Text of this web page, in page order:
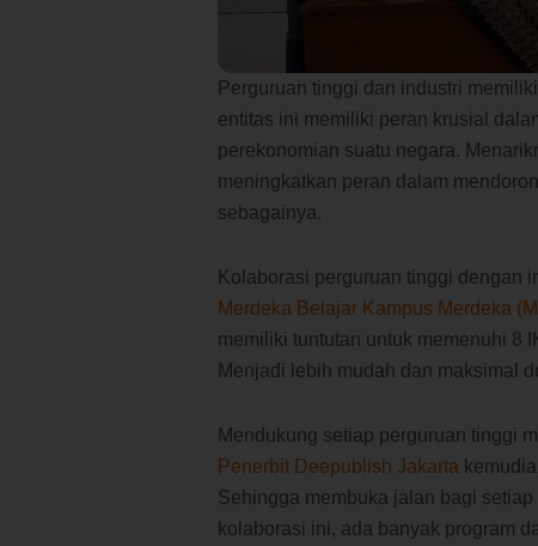
Perguruan tinggi dan industri
entitas ini memiliki peran krusial
perekonomian suatu negara.
meningkatkan peran dalam
sebagainya.
Kolaborasi perguruan tinggi dengan
Merdeka Belajar Kampus Merdeka
memiliki tuntutan untuk memenuhi 8
Menjadi lebih mudah dan maksimal
Mendukung setiap perguruan tinggi
Penerbit Deepublish Jakarta
Sehingga membuka jalan bagi
kolaborasi ini, ada banyak program